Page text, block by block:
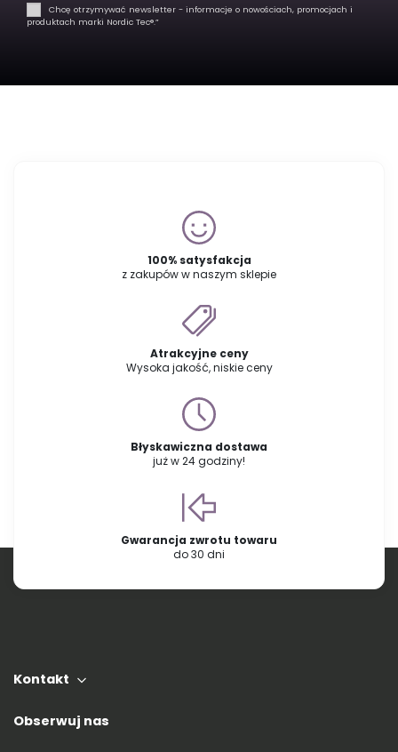
Chcę otrzymywać newsletter - informacje o nowościach, promocjach i
produktach marki Nordic Tec®️.”
100% satysfakcja
z zakupów w naszym sklepie
Atrakcyjne ceny
Wysoka jakość, niskie ceny
Błyskawiczna dostawa
już w 24 godziny!
Gwarancja zwrotu towaru
do 30 dni
Kontakt
Obserwuj nas